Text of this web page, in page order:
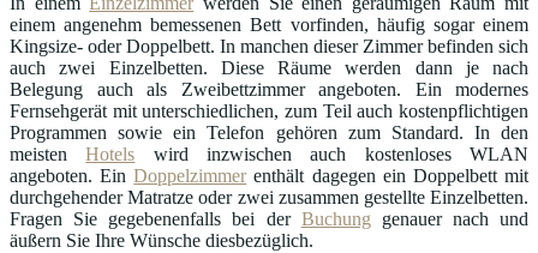
einem angenehm bemessenen Bett vorfinden, häufig sogar einem
Kingsize- oder Doppelbett. In manchen dieser Zimmer befinden sich
auch zwei Einzelbetten. Diese Räume werden dann je nach
Belegung auch als Zweibettzimmer angeboten. Ein modernes
Fernsehgerät mit unterschiedlichen, zum Teil auch kostenpflichtigen
Programmen sowie ein Telefon gehören zum Standard. In den
meistenHotels wird inzwischen auch kostenloses WLAN
angeboten. EinDoppelzimmerenthält dagegen ein Doppelbett mit
durchgehender Matratze oder zwei zusammen gestellte Einzelbetten.
Fragen Sie gegebenenfalls bei der Buchung genauer nach und
äußern Sie Ihre Wünsche diesbezüglich.